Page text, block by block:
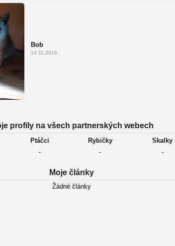
Bob
14.11.2016
profily na všech partnerských webech
Ptáčci Rybičky Skalky
- - -
Moje články
Žádné články